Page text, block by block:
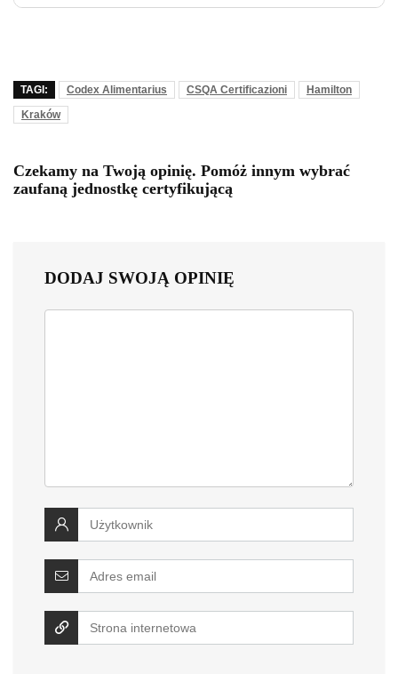
TAGI: Codex Alimentarius CSQA Certificazioni
Hamilton
Kraków
Czekamy na Twoją opinię. Pomóż innym wybrać
zaufaną jednostkę certyfikującą
DODAJ SWOJĄ OPINIĘ